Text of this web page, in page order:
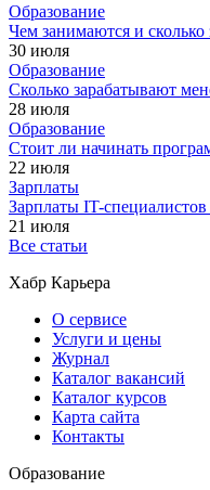
Образование
Чем занимаются и
30 июля
Образование
Сколько зарабатывают
28 июля
Образование
Стоит ли начинать
22 июля
Зарплаты
Зарплаты IT-
21 июля
Все статьи
Хабр Карьера
О сервисе
Услуги и цены
Журнал
Каталог вакансий
Каталог курсов
Карта сайта
Контакты
Образование